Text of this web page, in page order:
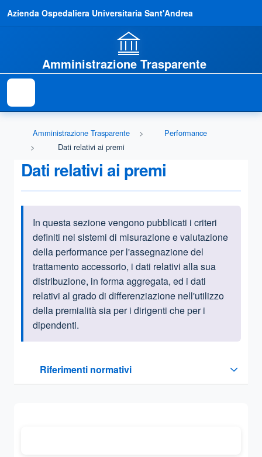
Azienda Ospedaliera Universitaria Sant'Andrea
Amministrazione Trasparente
Amministrazione Trasparente
Performance
Dati relativi ai premi
Dati relativi ai premi
Informazioni introduttive
In questa sezione vengono pubblicati i criteri
definiti nei sistemi di misurazione e valutazione
della performance per l'assegnazione del
trattamento accessorio, i dati relativi alla sua
distribuzione, in forma aggregata, ed i dati
relativi al grado di differenziazione nell'utilizzo
della premialità sia per i dirigenti che per i
dipendenti.
Riferimenti normativi
Sezione compressa